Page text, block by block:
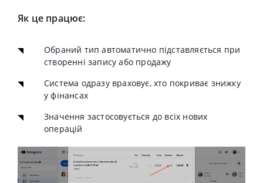
Як це працює:
Обраний тип автоматично підставляється при
створенні запису або продажу
Система одразу враховує, хто покриває знижку
у фінансах
Значення застосовується до всіх нових
операцій